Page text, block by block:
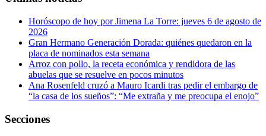
Horóscopo de hoy por Jimena La Torre: jueves 6 de agosto de
2026
Gran Hermano Generación Dorada: quiénes quedaron en la
placa de nominados esta semana
Arroz con pollo, la receta económica y rendidora de las
abuelas que se resuelve en pocos minutos
Ana Rosenfeld cruzó a Mauro Icardi tras pedir el embargo de
“la casa de los sueños”: “Me extraña y me preocupa el enojo”
Secciones